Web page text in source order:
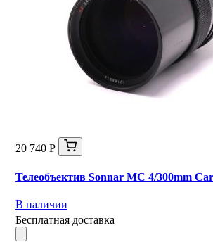
20 740 Р
Телеобъектив Sonnar MC 4/300mm
В наличии
Бесплатная доставка